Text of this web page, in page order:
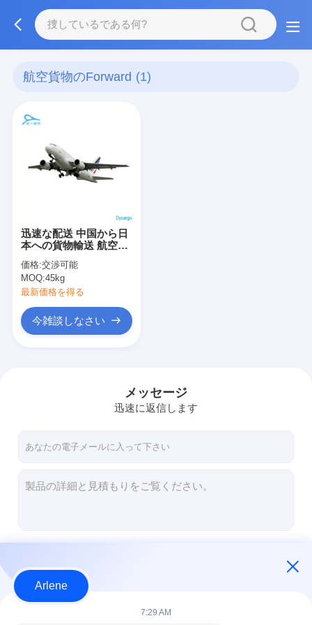
航空貨物のForward (1)
迅速な配送 中国から日
本への貨物輸送 航空貨
ービス
価格:交渉可能
MOQ:45kg
最新価格を得る
今雑談しなさい
メッセージ
迅速に返信します
Arlene
7:29 AM